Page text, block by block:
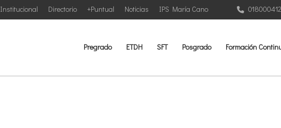
IPS María Cano
Noticias
+Puntual
Directorio
Institucional
Pregrado ETDH SFT Posgrado Formación